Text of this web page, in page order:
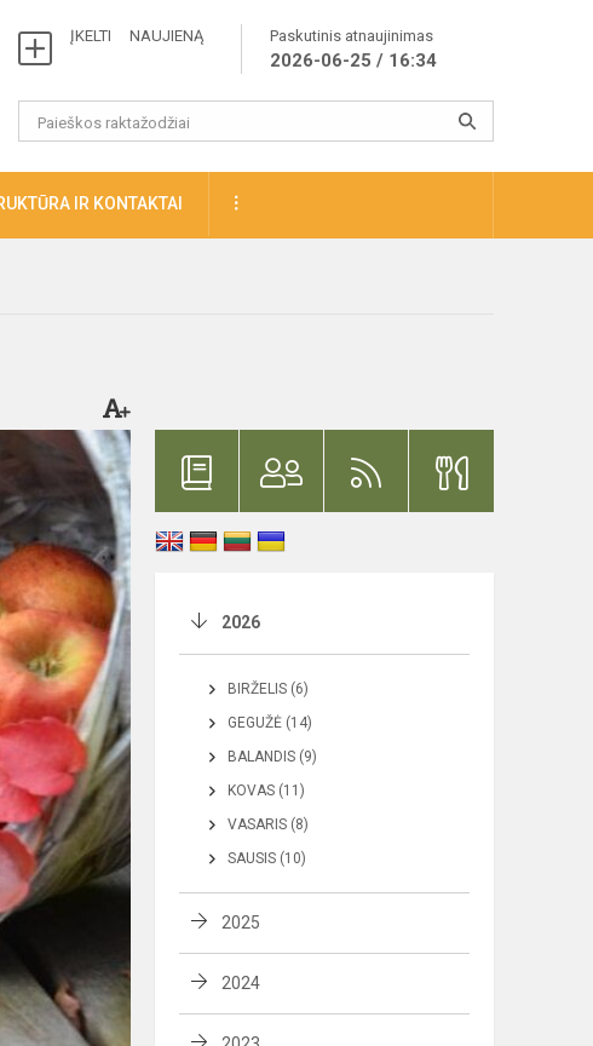
ĮKELTI NAUJIENĄ Paskutinis atnaujinimas
2026-06-25 / 16:34
IR KONTAKTAI
2026
BIRŽELIS (6)
GEGUŽĖ (14)
BALANDIS (9)
KOVAS (11)
VASARIS (8)
SAUSIS (10)
2025
2024